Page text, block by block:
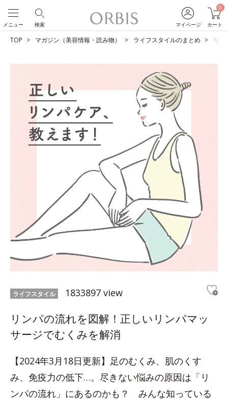
マイページ
0
カート
検索
メニュー
TOP マガジン（美容情報・読み物） ライフスタイルのまとめ リ
ライフスタイル 1833897 view
リンパの流れを図解！正しいリンパマッ
サージでむくみを解消
【2024年3月18日更新】足のむくみ、肌のくす
み、免疫力の低下…。尽きない悩みの原因は「リ
ンパの流れ」にあるのかも？ みんな知っている